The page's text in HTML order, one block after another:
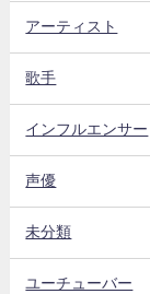
アーティスト
歌手
インフルエンサー
声優
未分類
ユーチューバー